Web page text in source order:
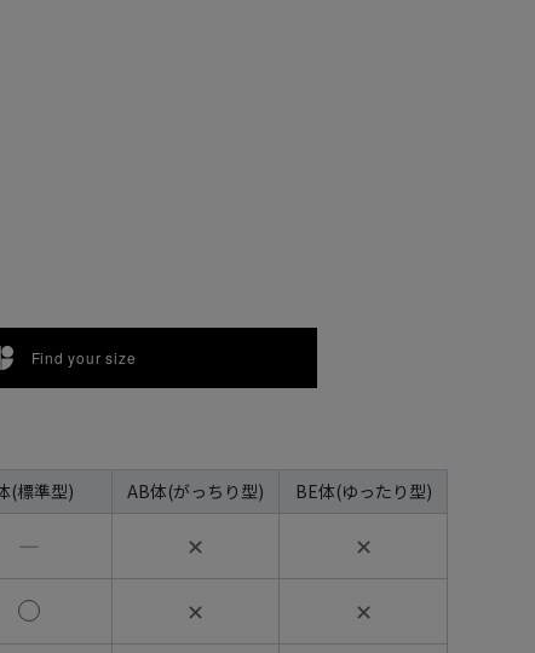
Find your size
(標準型) AB体(がっちり型) BE体(ゆったり型)
― ✕ ✕
✕ ✕